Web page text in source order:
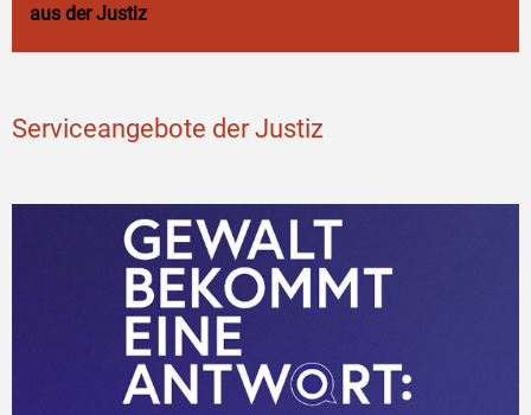
aus der Justiz
Serviceangebote der Justiz